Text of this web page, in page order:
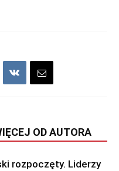
OD AUTORA
rozpoczęty. Liderzy